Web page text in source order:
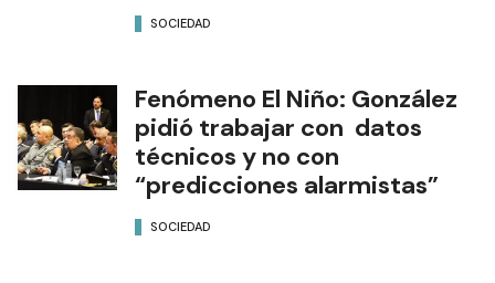
SOCIEDAD
Fenómeno El Niño: González
pidió trabajar con datos
técnicos y no con
“predicciones alarmistas”
SOCIEDAD